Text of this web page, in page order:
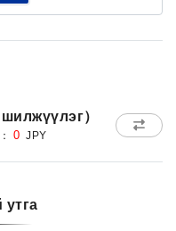
）
0 JPY
утга